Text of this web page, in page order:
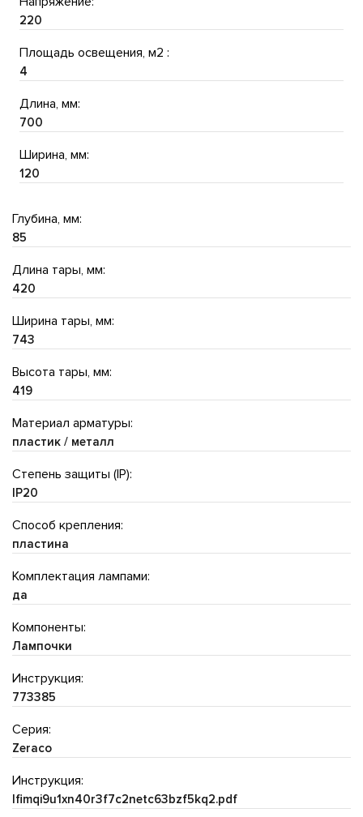
220
Площадь освещения, м2 :
4
Длина, мм:
700
Ширина, мм:
120
Глубина, мм:
85
Длина тары, мм:
420
Ширина тары, мм:
743
Высота тары, мм:
419
Материал арматуры:
пластик / металл
Степень защиты (IP):
IP20
Способ крепления:
пластина
Комплектация лампами:
да
Компоненты:
Лампочки
Инструкция:
773385
Серия:
Zeraco
Инструкция:
lfimqi9u1xn40r3f7c2netc63bzf5kq2.pdf